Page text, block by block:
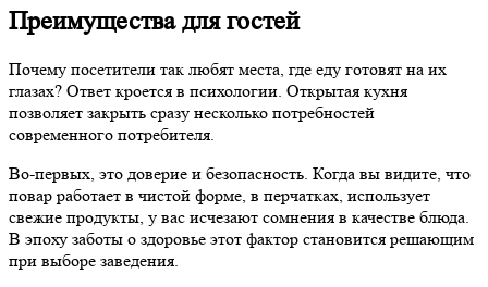
Преимущества для гостей
Почему посетители так любят места, где еду готовят на их
глазах? Ответ кроется в психологии. Открытая кухня
позволяет закрыть сразу несколько потребностей
современного потребителя.
Во-первых, это доверие и безопасность. Когда вы видите, что
повар работает в чистой форме, в перчатках, использует
свежие продукты, у вас исчезают сомнения в качестве блюда.
В эпоху заботы о здоровье этот фактор становится решающим
при выборе заведения.